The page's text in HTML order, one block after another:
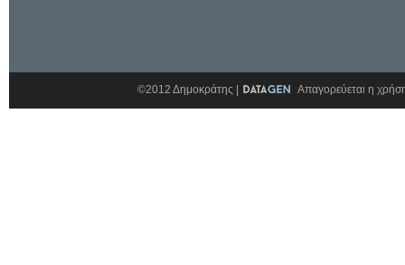
©2012 Δημοκράτης | Απαγορεύεται η